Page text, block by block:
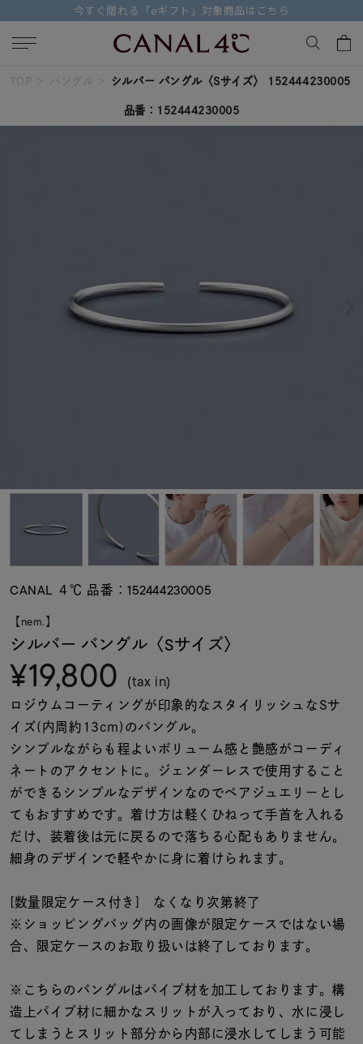
【価格改定のお知らせ 8月17日(月)より 】
キーワードで検索する
Canal４℃
ト
着用シーン
コレクション
レディース
リングサイズ
メンズ
リングサイズ
～
価格 ¥0
TOP バングル シルバー バングル〈Sサイズ〉 152444230005
品番：152444230005
CANAL ４℃ 品番：152444230005
【nem.】
シルバー バングル〈Sサイズ〉
¥19,800 (tax in)
ロジウムコーティングが印象的なスタイリッシュなSサ
イズ(内周約13cm)のバングル。
シンプルながらも程よいボリューム感と艶感がコーディ
ネートのアクセントに。ジェンダーレスで使用すること
ができるシンプルなデザインなのでペアジュエリーとし
てもおすすめです。着け方は軽くひねって手首を入れる
だけ、装着後は元に戻るので落ちる心配もありません。
細身のデザインで軽やかに身に着けられます。
[数量限定ケース付き] なくなり次第終了
※ショッピングバッグ内の画像が限定ケースではない場
合、限定ケースのお取り扱いは終了しております。
※こちらのバングルはパイプ材を加工しております。構
造上パイプ材に細かなスリットが入っており、水に浸し
てしまうとスリット部分から内部に浸水してしまう可能